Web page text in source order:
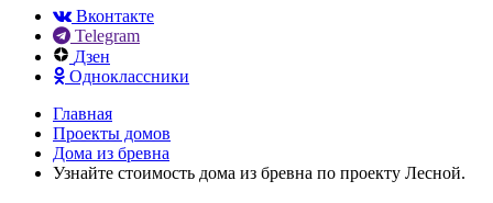
Вконтакте
Telegram
Дзен
Одноклассники
Главная
Проекты домов
Дома из бревна
Узнайте стоимость дома из бревна по проекту Лесной.